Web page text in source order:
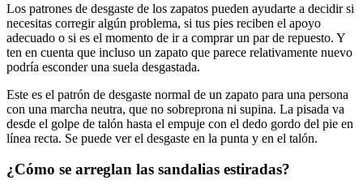
Los patrones de desgaste de los zapatos pueden ayudarte a decidir si
necesitas corregir algún problema, si tus pies reciben el apoyo
adecuado o si es el momento de ir a comprar un par de repuesto. Y
ten en cuenta que incluso un zapato que parece relativamente nuevo
podría esconder una suela desgastada.
Este es el patrón de desgaste normal de un zapato para una persona
con una marcha neutra, que no sobreprona ni supina. La pisada va
desde el golpe de talón hasta el empuje con el dedo gordo del pie en
línea recta. Se puede ver el desgaste en la punta y en el talón.
¿Cómo se arreglan las sandalias estiradas?